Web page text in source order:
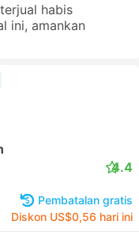
habis
ini, amankan
4.4
Pembatalan gratis
Diskon US$0,56 hari ini